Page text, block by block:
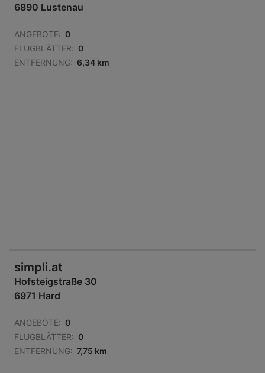
6890 Lustenau
ANGEBOTE: 0
FLUGBLÄTTER: 0
ENTFERNUNG: 6,34 km
simpli.at
Hofsteigstraße 30
6971 Hard
ANGEBOTE: 0
FLUGBLÄTTER: 0
ENTFERNUNG: 7,75 km